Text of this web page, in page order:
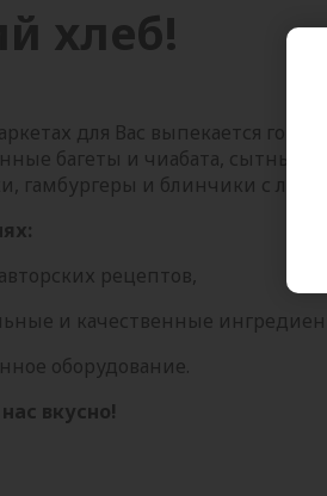
хлеб!
для Вас выпекается
багеты и чиабата, сытные
гамбургеры и блинчики с
рецептов,
и качественные
оборудование.
вкусно!